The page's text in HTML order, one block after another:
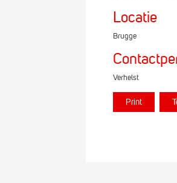
Locatie
Brugge
Verhelst